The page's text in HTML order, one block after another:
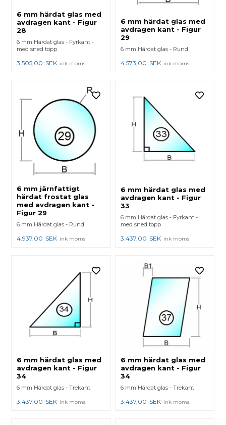
6 mm härdat glas med
avdragen kant - Figur
28
6 mm Härdat glas - Fyrkant -
med sned topp
3.505,00 SEK ink moms
6 mm härdat glas med
avdragen kant - Figur
29
6 mm Härdat glas - Rund
4.573,00 SEK ink moms
6 mm järnfattigt
härdat frostat glas
med avdragen kant -
Figur 29
6 mm Härdat glas - Rund
4.937,00 SEK ink moms
6 mm härdat glas med
avdragen kant - Figur
33
6 mm Härdat glas - Fyrkant -
med sned topp
3.437,00 SEK ink moms
6 mm härdat glas med
avdragen kant - Figur
34
6 mm Härdat glas - Trekant
3.437,00 SEK ink moms
6 mm härdat glas med
avdragen kant - Figur
34
6 mm Härdat glas - Trekant
3.437,00 SEK ink moms